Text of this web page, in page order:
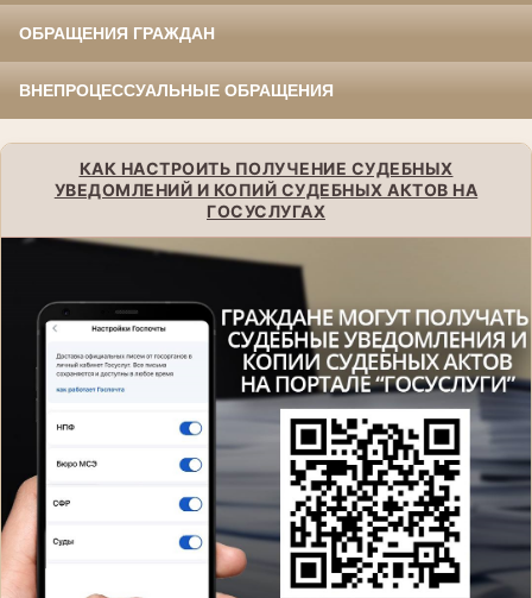
ОБРАЩЕНИЯ ГРАЖДАН
ВНЕПРОЦЕССУАЛЬНЫЕ ОБРАЩЕНИЯ
КАК НАСТРОИТЬ ПОЛУЧЕНИЕ СУДЕБНЫХ
УВЕДОМЛЕНИЙ И КОПИЙ СУДЕБНЫХ АКТОВ НА
ГОСУСЛУГАХ